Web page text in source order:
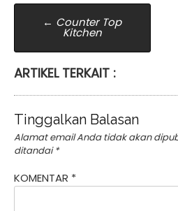
Post
navigation
← Counter Top
Kitchen
ARTIKEL TERKAIT :
Tinggalkan Balasan
Alamat email Anda tidak akan
ditandai*
KOMENTAR *